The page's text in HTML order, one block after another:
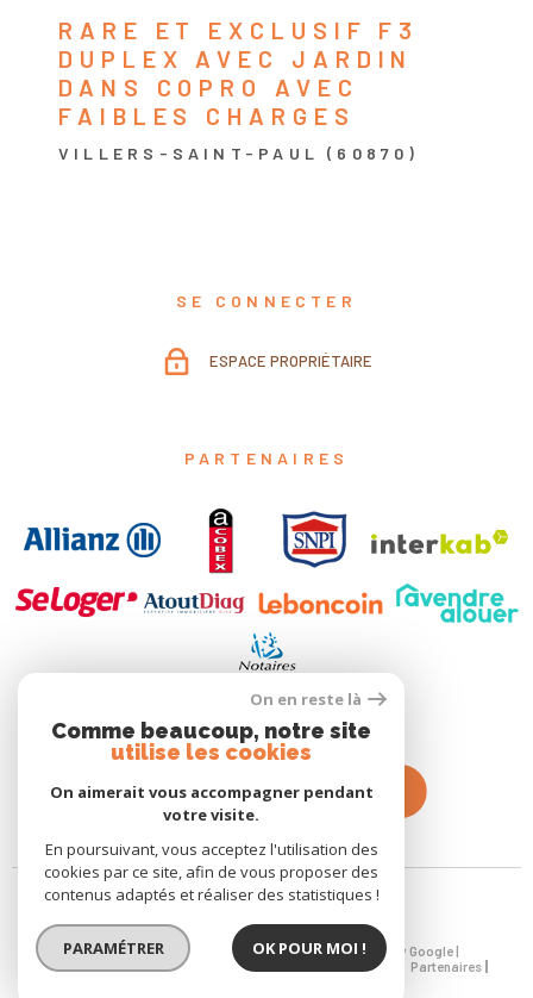
RARE ET EXCLUSIF F3
DUPLEX AVEC JARDIN
DANS COPRO AVEC
FAIBLES CHARGES
VILLERS-SAINT-PAUL (60870)
SE CONNECTER
ESPACE PROPRIÉTAIRE
PARTENAIRES
© 2026 | Tous droits réservés | Traduction powered by Google |
Nos Honoraires
Plan Du Site Mentions Légales Admin
Partenaires
On en reste là
Comme beaucoup, notre site
utilise les cookies
On aimerait vous accompagner pendant
votre visite.
En poursuivant, vous acceptez l'utilisation des
cookies par ce site, afin de vous proposer des
contenus adaptés et réaliser des statistiques !
PARAMÉTRER OK POUR MOI !